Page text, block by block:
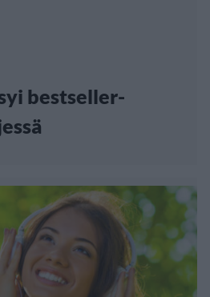
bestseller-